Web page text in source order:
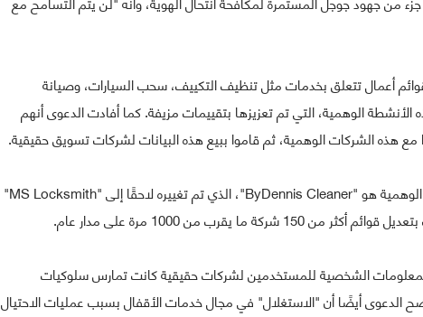
أعمال تتعلق بخدمات مثل تنظيف التكييف، سحب السيارات، وصيانة
الوهمية، التي تم تعزيزها بتقييمات مزيفة. كما أفادت الدعوى أنهم
الشركات الوهمية، ثم قاموا ببيع هذه البيانات لشركات تسويق حقيقية.
من بين الأمثلة المذكورة في الدعوى، كان أحد الأعمال الوهمية هو "ByDennis Cleaner"، الذي تم تغييره لاحقًا إلى "MS Locksmith"
من 1000 مرة على مدار عام.
المعلومات الشخصية للمستخدمين لشركات حقيقية كانت تمارس سلوكيات
الدعوى أيضًا أن "الاستغلال" في مجال خدمات الأقفال بسبب عمليات الاحتيال